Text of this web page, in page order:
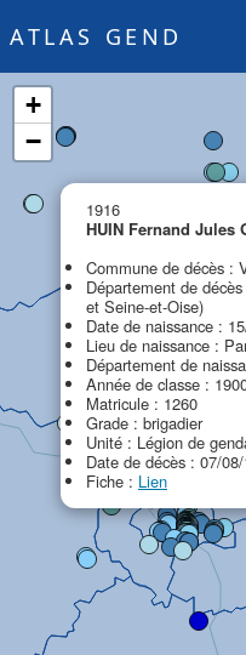
ATLAS GEND
1916
HUIN Fernand Jules
Commune de décès :
Département de décès
et Seine-et-Oise)
Date de naissance :
Lieu de naissance :
Département de
Année de classe :
Matricule : 1260
Grade : brigadier
Unité : Légion de
Date de décès : 07/
Fiche : Lien
+
−